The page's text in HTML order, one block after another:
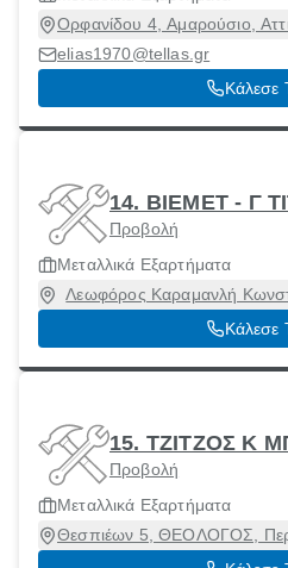
Ορφανίδου 4, Αμαρούσιο,
elias1970@tellas.gr
Κάλεσε
14. ΒΙΕΜΕΤ - Γ
Προβολή
Μεταλλικά Εξαρτήματα
Λεωφόρος Καραμανλή
Κάλεσε
15. ΤΖΙΤΖΟΣ Κ
Προβολή
Μεταλλικά Εξαρτήματα
Θεσπιέων 5, ΘΕΟΛΟΓΟΣ,